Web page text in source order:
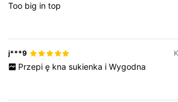
Too big intop
j***9
Przepi ę kna sukienka i Wygodna